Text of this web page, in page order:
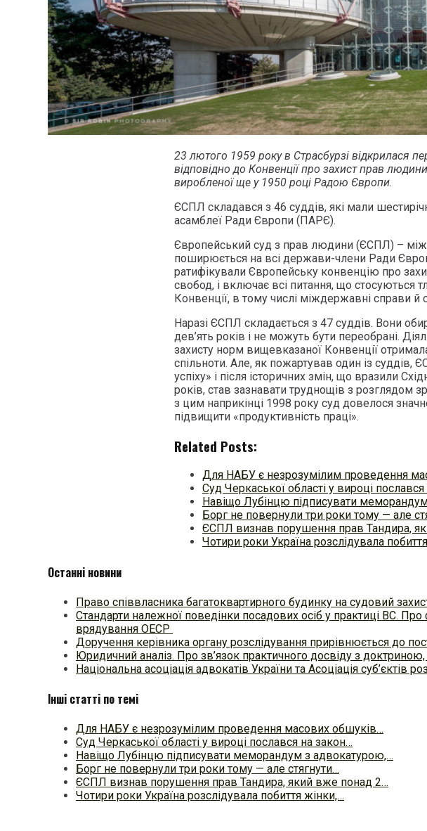
23 лютого 1959 року в Страсбурзі відкрилася
відповідно до Конвенції про захист прав
виробленої ще у 1950 році Радою Європи.
ЄСПЛ складався з 46 суддів, які мали
асамблеї Ради Європи (ПАРЄ).
Європейський суд з прав людини (ЄСПЛ) –
поширюється на всі держави-члени Ради
ратифікували Європейську конвенцію про
свобод, і включає всі питання, що стосуються
Конвенції, в тому числі міждержавні справи й
Наразі ЄСПЛ складається з 47 суддів. Вони
дев’ять років і не можуть бути переобрані.
захисту норм вищевказаної Конвенції
спільноти. Але, як пожартував один із
успіху» і після історичних змін, що вразили
років, став зазнавати труднощів з розглядом
з цим наприкінці 1998 року суд довелося
підвищити «продуктивність праці».
Related Posts:
Для НАБУ є незрозумілим проведення
Суд Черкаської області у вироці
Навіщо Лубінцю підписувати
Борг не повернули три роки тому — але
ЄСПЛ визнав порушення прав Тандира,
Чотири роки Україна розслідувала
Останні новини
Право співвласника багатоквартирного будинку на судовий
Стандарти належної поведінки посадових осіб у практиці ВC.
врядування ОЕСР
Доручення керівника органу розслідування прирівнюється до
Юридичний аналіз. Про зв’язок практичного досвіду з
Національна асоціація адвокатів України та Асоціація
Інші статті по темі
Для НАБУ є незрозумілим проведення масових обшуків…
Суд Черкаської області у вироці послався на закон…
Навіщо Лубінцю підписувати меморандум з адвокатурою,…
Борг не повернули три роки тому — але стягнути…
ЄСПЛ визнав порушення прав Тандира, який вже понад 2…
Чотири роки Україна розслідувала побиття жінки,…